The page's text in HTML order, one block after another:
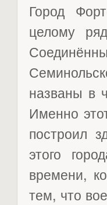
Город
целому
названы в
Именно
построил
этого
времени,
тем, что